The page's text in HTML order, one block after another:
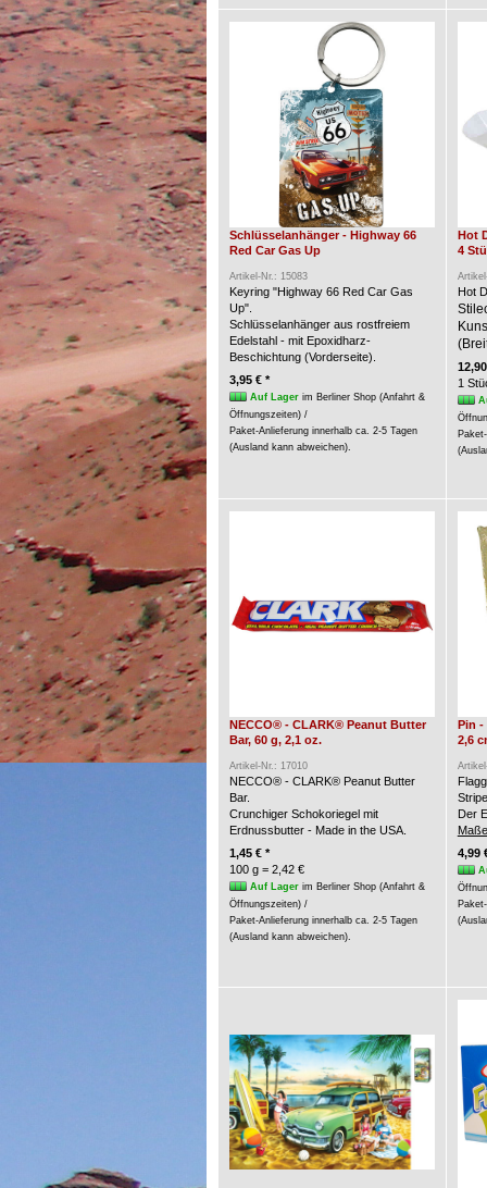
Schlüsselanhänger - Highway 66
Red Car Gas Up
Artikel-Nr.: 15083
Keyring "Highway 66 Red Car Gas
Up".
Schlüsselanhänger aus rostfreiem
Edelstahl - mit Epoxidharz-
Beschichtung (Vorderseite).
3,95 € *
Auf Lagerim Berliner Shop (Anfahrt &
Öffnungszeiten) /
Paket-Anlieferung innerhalb ca. 2-5 Tagen
(Ausland kann abweichen).
Hot
4
Hot
1
NECCO® - CLARK® Peanut Butter
Bar, 60 g, 2,1 oz.
Artikel-Nr.: 17010
NECCO® - CLARK® Peanut Butter
Bar.
Crunchiger Schokoriegel mit
Erdnussbutter - Made in the USA.
1,45 € *
100 g = 2,42 €
Auf Lagerim Berliner Shop (Anfahrt &
Öffnungszeiten) /
Paket-Anlieferung innerhalb ca. 2-5 Tagen
(Ausland kann abweichen).
Pin -
2,6
Der
4,99